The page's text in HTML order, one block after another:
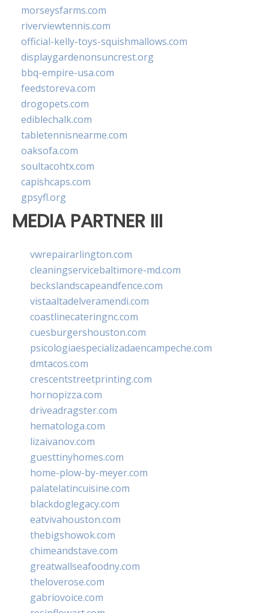
morseysfarms.com
riverviewtennis.com
official-kelly-toys-squishmallows.com
displaygardenonsuncrest.org
bbq-empire-usa.com
feedstoreva.com
drogopets.com
ediblechalk.com
tabletennisnearme.com
oaksofa.com
soultacohtx.com
capishcaps.com
gpsyfl.org
MEDIA PARTNER III
vwrepairarlington.com
cleaningservicebaltimore-md.com
beckslandscapeandfence.com
vistaaltadelveramendi.com
coastlinecateringnc.com
cuesburgershouston.com
psicologiaespecializadaencampeche.com
dmtacos.com
crescentstreetprinting.com
hornopizza.com
driveadragster.com
hematologa.com
lizaivanov.com
guesttinyhomes.com
home-plow-by-meyer.com
palatelatincuisine.com
blackdoglegacy.com
eatvivahouston.com
thebigshowok.com
chimeandstave.com
greatwallseafoodny.com
theloverose.com
gabriovoice.com